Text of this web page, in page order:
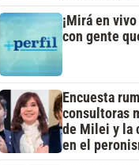
¡Mirá en
con gente
Encuesta
consultoras
de Milei y la
en el